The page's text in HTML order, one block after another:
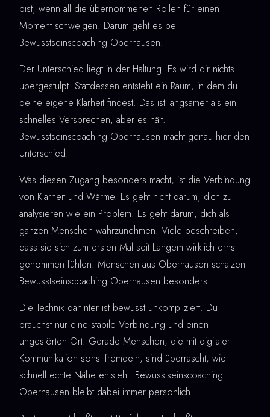
bist, wenn all die übernommenen Rollen für einen
Moment schweigen. Darum geht es bei
Bewusstseinscoaching Oberhausen.
Der Unterschied liegt in der Haltung. Es wird dir nichts
übergestülpt. Stattdessen entsteht ein Raum, in dem du
deine eigene Klarheit findest. Das ist langsamer als ein
schnelles Versprechen, aber es hält.
Bewusstseinscoaching Oberhausen macht genau hier den
Unterschied.
Was diesen Zugang besonders macht, ist die Verbindung
von Klarheit und Wärme. Es geht nicht darum, dich zu
analysieren wie ein Problem. Es geht darum, dich als
ganzen Menschen wahrzunehmen. Viele beschreiben,
dass sie sich zum ersten Mal seit Langem wirklich ernst
genommen fühlen. Menschen aus Oberhausen schätzen
Bewusstseinscoaching Oberhausen besonders.
Die Technik dahinter ist bewusst unkompliziert. Du
brauchst nur eine stabile Verbindung und einen
ungestörten Ort. Gerade Menschen, die mit digitaler
Kommunikation sonst fremdeln, sind überrascht, wie
schnell echte Nähe entsteht. Bewusstseinscoaching
Oberhausen bleibt dabei immer persönlich.